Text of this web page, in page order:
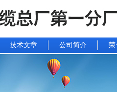
技术文章 公司简介 荣